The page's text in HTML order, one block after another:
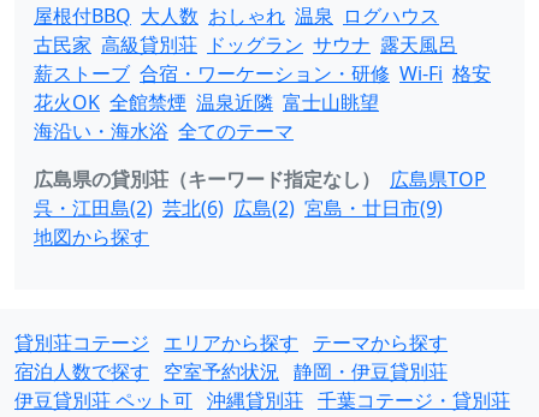
屋根付BBQ 大人数 おしゃれ 温泉 ログハウス
古民家 高級貸別荘 ドッグラン サウナ 露天風呂
薪ストーブ 合宿・ワーケーション・研修 Wi-Fi 格安
花火OK 全館禁煙 温泉近隣 富士山眺望
海沿い・海水浴 全てのテーマ
広島県の貸別荘（キーワード指定なし）
広島県TOP
呉・江田島(2) 芸北(6) 広島(2) 宮島・廿日市(9)
地図から探す
貸別荘コテージ エリアから探す
テーマから探す
宿泊人数で探す
空室予約状況 静岡・伊豆貸別荘
伊豆貸別荘 ペット可 沖縄貸別荘 千葉コテージ・貸別荘